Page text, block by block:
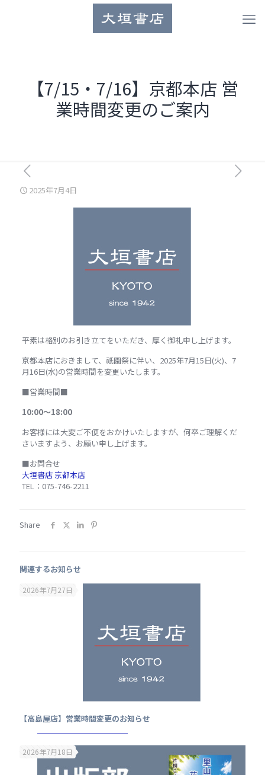
【7/15・7/16】京都本店 営
業時間変更のご案内
2025年7月4日
平素は格別のお引き立てをいただき、厚く御礼申し上げます。
京都本店におきまして、祇園祭に伴い、2025年7月15日(火)、7
月16日(水)の営業時間を変更いたします。
■営業時間■
10:00～18:00
お客様には大変ご不便をおかけいたしますが、何卒ご理解くだ
さいますよう、お願い申し上げます。
■お問合せ
大垣書店 京都本店
TEL：075-746-2211
Share
関連するお知らせ
2026年7月27日
【高島屋店】営業時間変更のお知らせ
2026年7月18日